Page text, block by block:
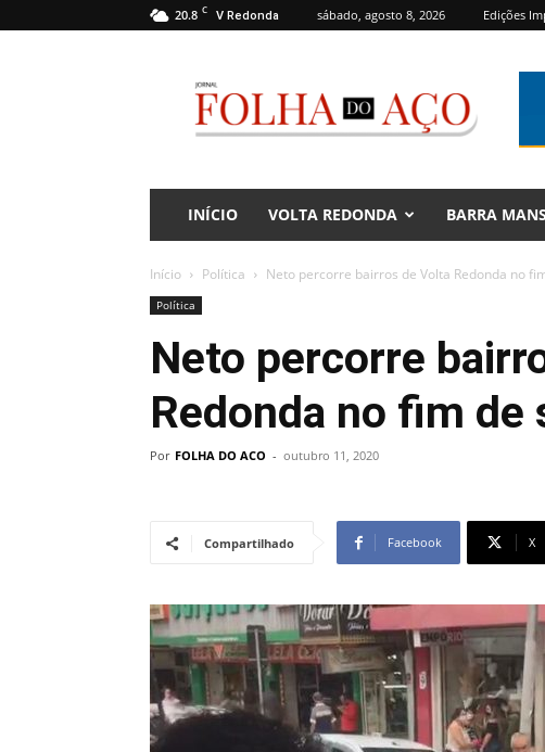
20.8 C V Redonda sábado, agosto 8, 2026 Edições
Folha
do
Aço
INÍCIO VOLTA REDONDA BARRA
Início Política Neto percorre bairros de Volta Redonda no
Política
Neto percorre
Redonda no fim de
Por FOLHA DO ACO - outubro 11, 2020
Compartilhado Facebook X